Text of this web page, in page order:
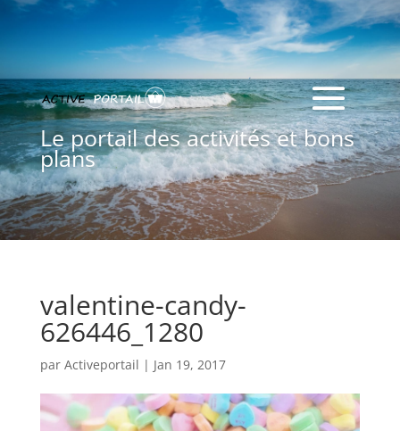
Le portail des activités et bons
plans
valentine-candy-
626446_1280
par Activeportail | Jan 19, 2017